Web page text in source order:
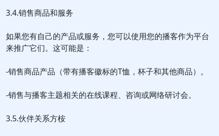
3.4.销售商品和服务
如果您有自己的产品或服务，您可以使用您的播客作为平台
来推广它们。这可能是：
-销售商品产品（带有播客徽标的T恤，杯子和其他商品）。
-销售与播客主题相关的在线课程、咨询或网络研讨会。
3.5.伙伴关系方桉